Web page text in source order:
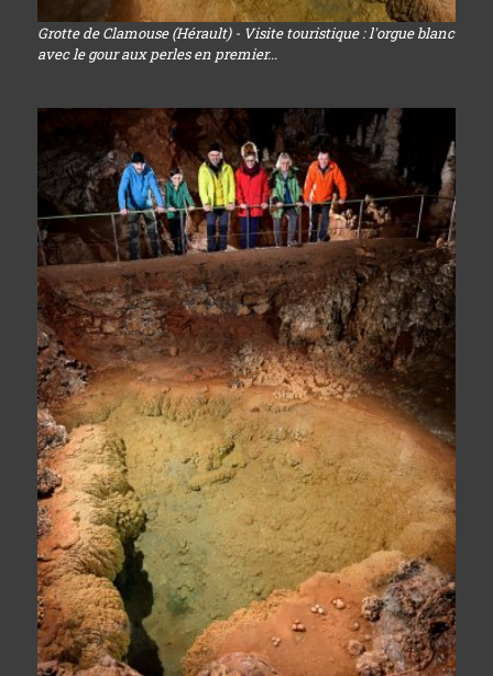
Grotte de Clamouse (Hérault) - Visite touristique : l'orgue blanc
avec le gour aux perles en premier...